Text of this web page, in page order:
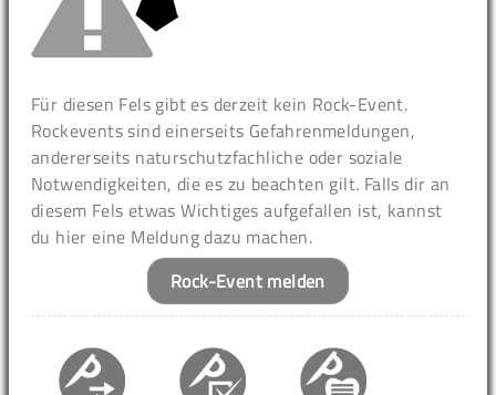
Für diesen Fels gibt es derzeit kein Rock-Event.
Rockevents sind einerseits Gefahrenmeldungen,
andererseits naturschutzfachliche oder soziale
Notwendigkeiten, die es zu beachten gilt. Falls dir an
diesem Fels etwas Wichtiges aufgefallen ist, kannst
du hier eine Meldung dazu machen.
Rock-Event melden